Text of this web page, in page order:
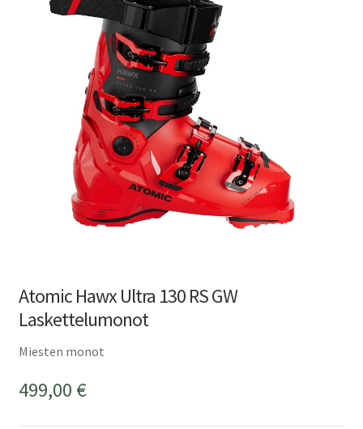
Atomic Hawx Ultra 130 RS GW
Laskettelumonot
Miesten monot
499,00 €